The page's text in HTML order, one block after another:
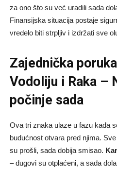
za ono što su već uradili sada
Finansijska situacija postaje
vredelo biti strpljiv i izdržati sve
Zajednička
Vodoliju i Raka –
počinje sada
Ova tri znaka ulaze u fazu kada
budućnost otvara pred njima.
su prošli, sada dobija smisao.
– dugovi su otplaćeni, a sada